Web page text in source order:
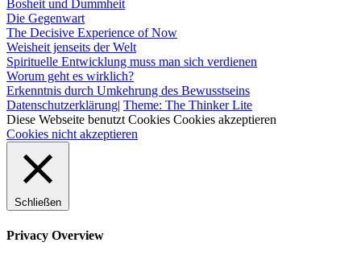
Bosheit und Dummheit
Die Gegenwart
The Decisive Experience of Now
Weisheit jenseits der Welt
Spirituelle Entwicklung muss man sich verdienen
Worum geht es wirklich?
Erkenntnis durch Umkehrung des Bewusstseins
Datenschutzerklärung Theme: The Thinker Lite
Diese Webseite benutzt Cookies Cookies akzeptieren
Cookies nicht akzeptieren
Schließen
Privacy Overview